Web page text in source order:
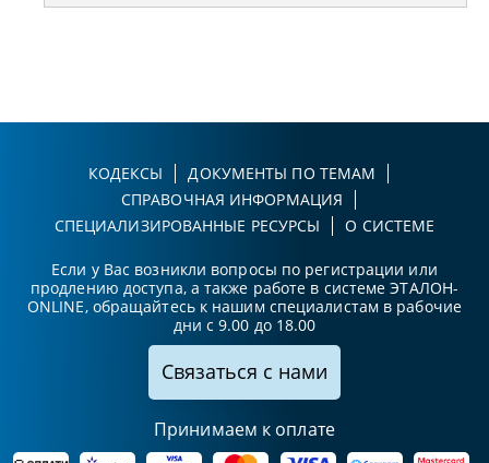
КОДЕКСЫ
ДОКУМЕНТЫ ПО ТЕМАМ
СПРАВОЧНАЯ ИНФОРМАЦИЯ
СПЕЦИАЛИЗИРОВАННЫЕ РЕСУРСЫ
О СИСТЕМЕ
Если у Вас возникли вопросы по регистрации или
продлению доступа, а также работе в системе ЭТАЛОН-
ONLINE, обращайтесь к нашим специалистам в рабочие
дни с 9.00 до 18.00
Связаться с нами
Принимаем к оплате